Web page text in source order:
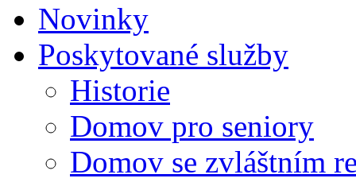
Novinky
Poskytované služby
Historie
Domov pro seniory
Domov se zvláštním